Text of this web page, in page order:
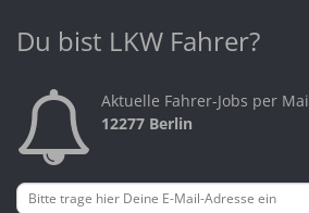
Du bist LKW Fahrer?
Aktuelle Fahrer-Jobs per
12277 Berlin